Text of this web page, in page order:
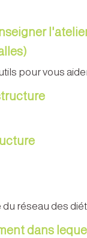
pour vous
réseau des
dans